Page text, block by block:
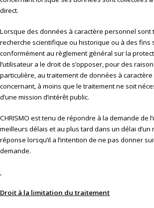
direct.
Lorsque des données à caractère personnel sont
recherche scientifique ou historique ou à des fins
conformément au règlement général sur la
l’utilisateur a le droit de s’opposer, pour des
particulière, au traitement de données à
concernant, à moins que le traitement ne soit
d’une mission d’intérêt public.
CHRISMO est tenu de répondre à la demande de
meilleurs délais et au plus tard dans un délai d’un
réponse lorsqu’il a l’intention de ne pas donner
demande.
Droit à la limitation du traitement